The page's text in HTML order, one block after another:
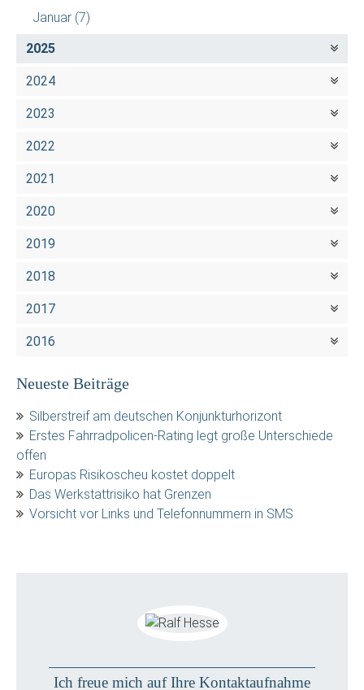
Januar (7)
2025
2024
2023
2022
2021
2020
2019
2018
2017
2016
Neueste Beiträge
Silberstreif am deutschen Konjunkturhorizont
Erstes Fahrradpolicen-Rating legt große Unterschiede
offen
Europas Risikoscheu kostet doppelt
Das Werkstattrisiko hat Grenzen
Vorsicht vor Links und Telefonnummern in SMS
Ich freue mich auf Ihre Kontaktaufnahme